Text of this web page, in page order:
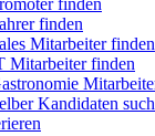
finden
finden
Mitarbeiter finden
Mitarbeiter finden
Kandidaten